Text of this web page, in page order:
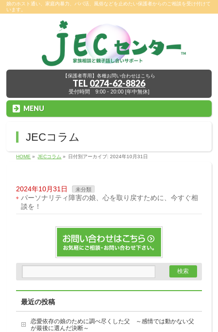
娘のホスト通い、家庭内暴力、パパ活、風俗などを止めたい保護者からのご相談を受け付けて
います。
【保護者専用】各種お問い合わせはこちら
TEL 0274-62-8826
受付時間 9:00 - 20:00 [年中無休]
MENU
JECコラム
HOME » JECコラム » 日付別アーカイブ: 2024年10月31日
2024年10月31日 未分類
パーソナリティ障害の娘、心を取り戻すために、今すぐ相
談を！
最近の投稿
恋愛依存の娘のために調べ尽くした父 ～感情では動かない父
が最後に選んだ決断～